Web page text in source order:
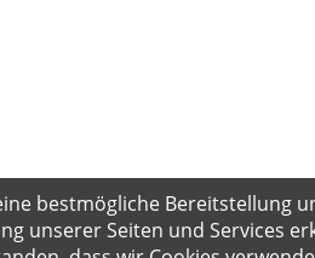
bestmögliche Bereitstellung
unserer Seiten und Services